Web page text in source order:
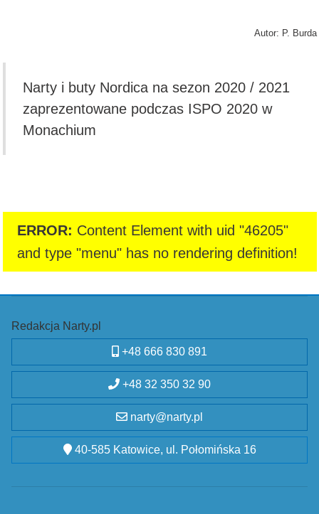
Autor: P. Burda
Narty i buty Nordica na sezon 2020 / 2021
zaprezentowane podczas ISPO 2020 w
Monachium
ERROR: Content Element with uid "46205"
and type "menu" has no rendering definition!
Redakcja Narty.pl
+48 666 830 891
+48 32 350 32 90
narty@narty.pl
40-585 Katowice, ul. Połomińska 16